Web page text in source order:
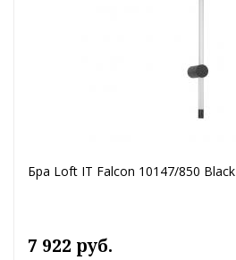
Бра Loft IT Falcon 10147/850 Black
7 922 руб.